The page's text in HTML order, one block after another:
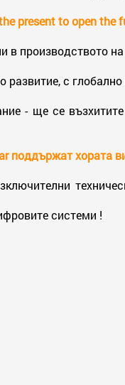
present to open the
производството
развитие, с
- ще се
поддържат хората
системи !